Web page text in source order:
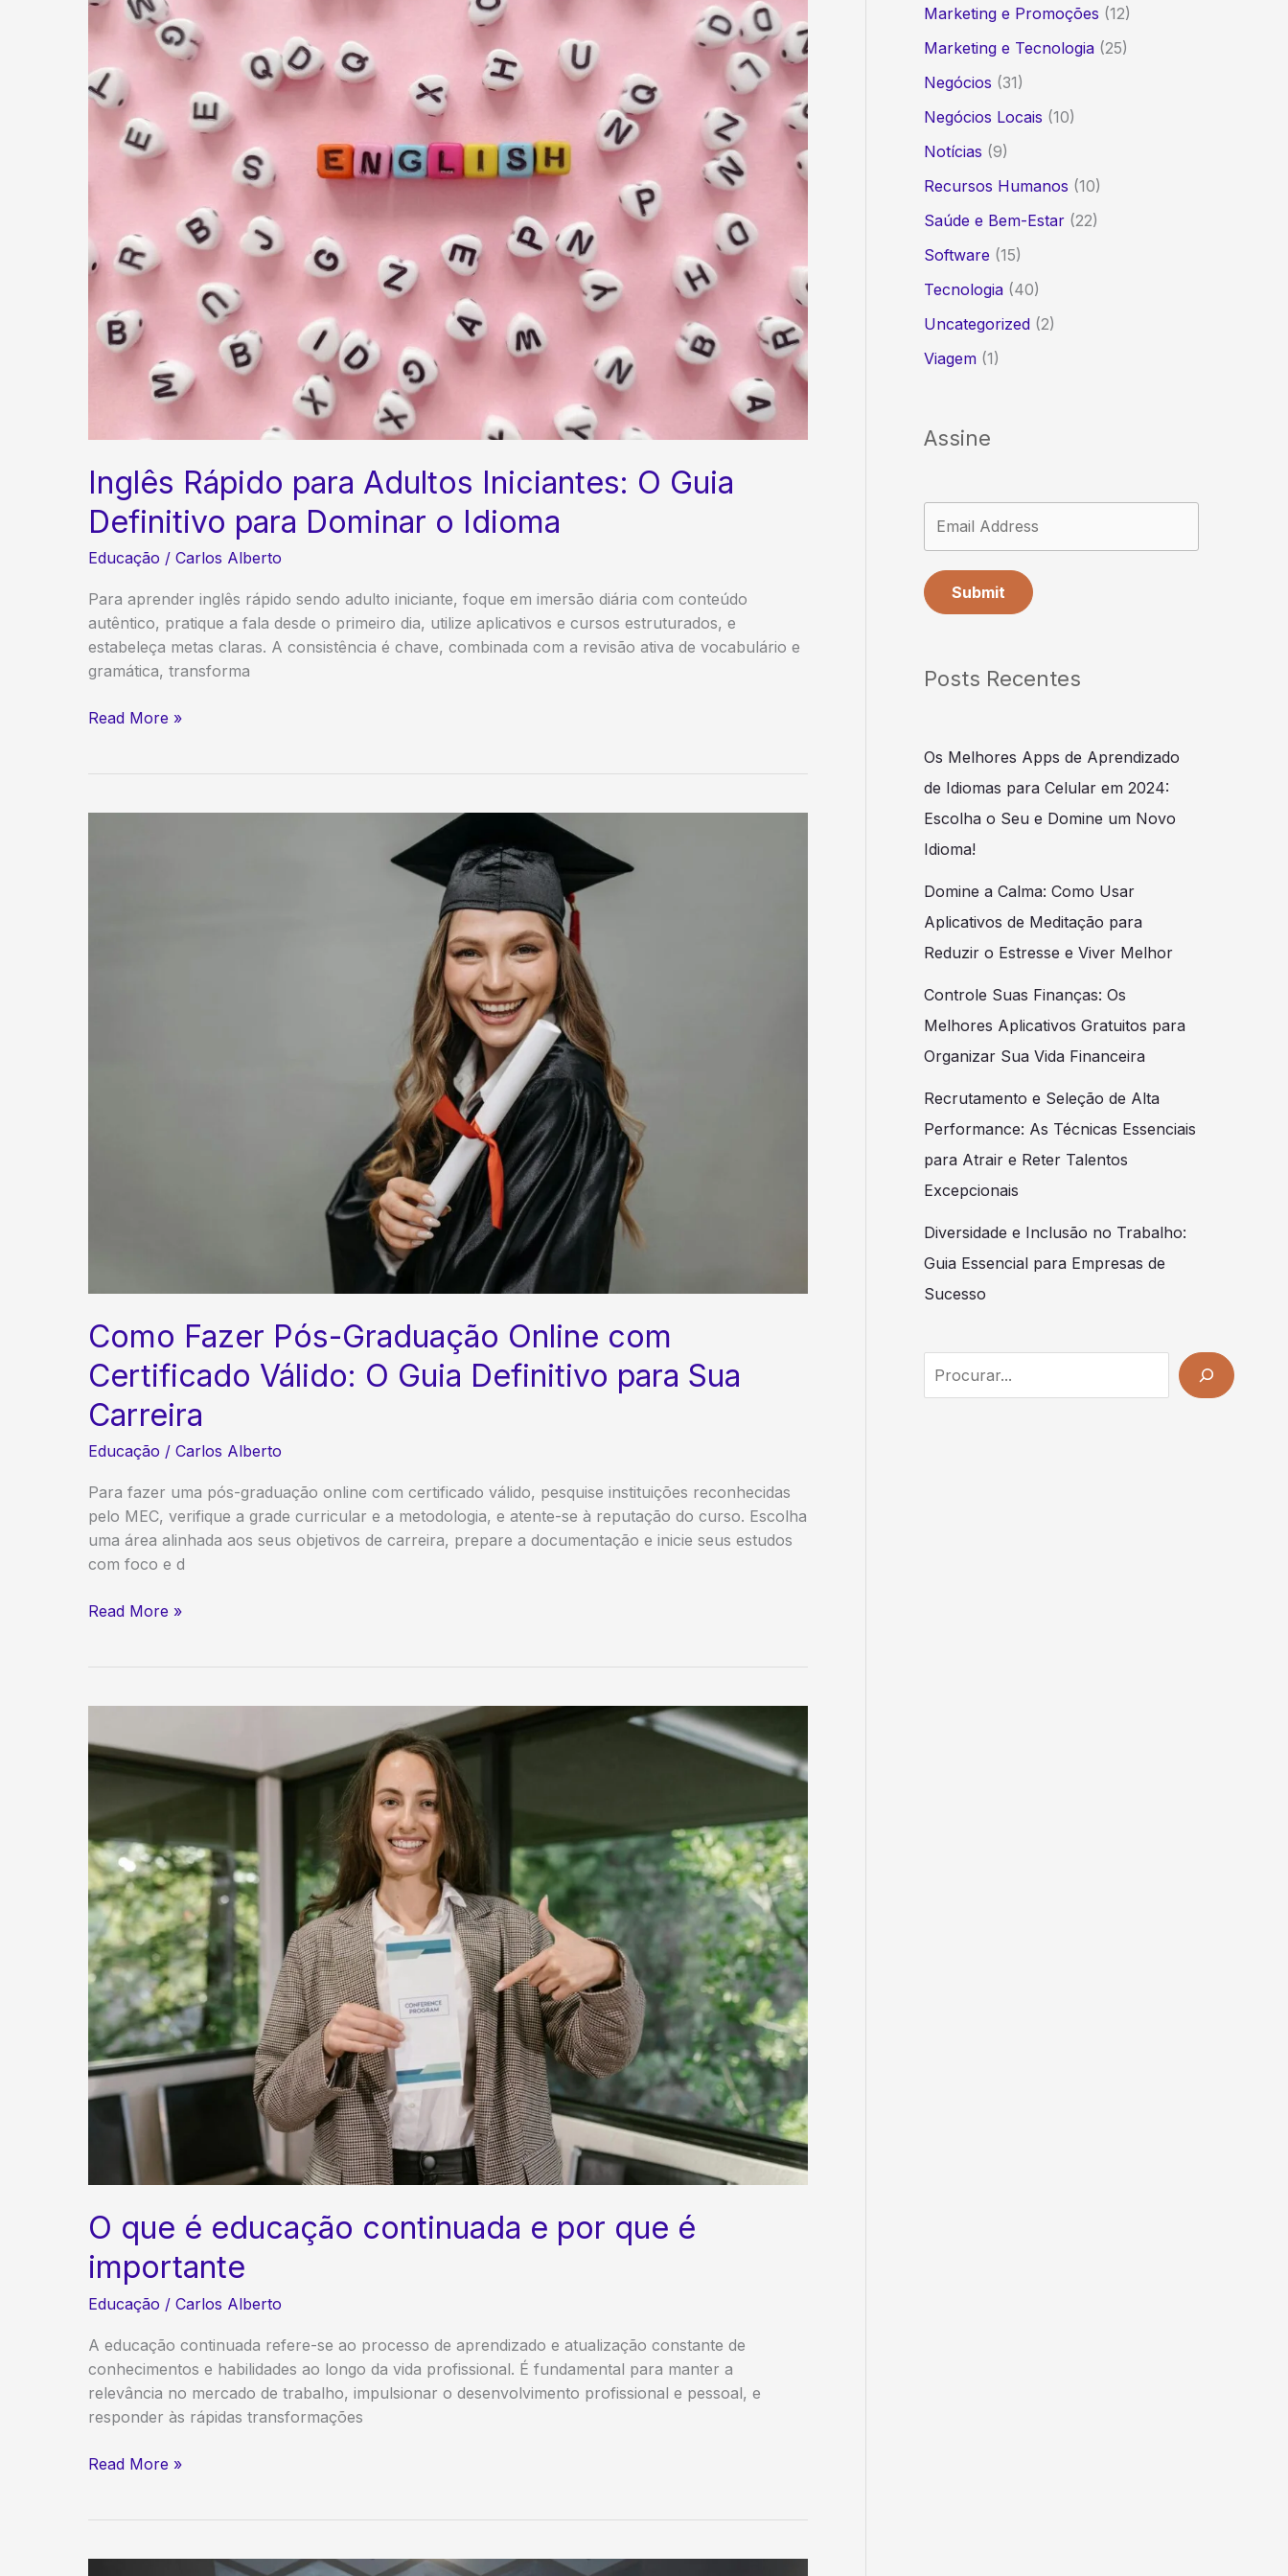
Inglês Rápido para Adultos Iniciantes: O Guia
Definitivo para Dominar o Idioma
Educação / Carlos Alberto
Para aprender inglês rápido sendo adulto iniciante, foque em imersão diária com conteúdo
autêntico, pratique a fala desde o primeiro dia, utilize aplicativos e cursos estruturados, e
estabeleça metas claras. A consistência é chave, combinada com a revisão ativa de vocabulário e
gramática, transforma
Inglês
Iniciantes:
Read More »
Como Fazer Pós-Graduação Online com
Certificado Válido: O Guia Definitivo para Sua
Carreira
Educação / Carlos Alberto
Para fazer uma pós-graduação online com certificado válido, pesquise instituições reconhecidas
pelo MEC, verifique a grade curricular e a metodologia, e atente-se à reputação do curso. Escolha
uma área alinhada aos seus objetivos de carreira, prepare a documentação e inicie seus estudos
com foco e d
Como
Online
Certificado
Válido:
Guia
Definitivo
para
Sua
Carreira
Read More »
O que é educação continuada e por que é
importante
Educação / Carlos Alberto
A educação continuada refere-se ao processo de aprendizado e atualização constante de
conhecimentos e habilidades ao longo da vida profissional. É fundamental para manter a
relevância no mercado de trabalho, impulsionar o desenvolvimento profissional e pessoal, e
responder às rápidas transformações
O
continuada
Read More »
Marketing e Promoções (12)
Marketing e Tecnologia (25)
Negócios (31)
Negócios Locais (10)
Notícias (9)
Recursos Humanos (10)
Saúde e Bem-Estar (22)
Software (15)
Tecnologia (40)
Uncategorized (2)
Viagem (1)
Assine
Submit
Posts Recentes
Os Melhores Apps de Aprendizado
de Idiomas para Celular em 2024:
Escolha o Seu e Domine um Novo
Idioma!
Domine a Calma: Como Usar
Aplicativos de Meditação para
Reduzir o Estresse e Viver Melhor
Controle Suas Finanças: Os
Melhores Aplicativos Gratuitos para
Organizar Sua Vida Financeira
Recrutamento e Seleção de Alta
Performance: As Técnicas Essenciais
para Atrair e Reter Talentos
Excepcionais
Diversidade e Inclusão no Trabalho:
Guia Essencial para Empresas de
Sucesso
Search